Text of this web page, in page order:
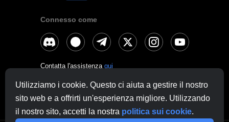
Utilizziamo i cookie. Questo ci aiuta a gestire il nostro
sito web e a offrirti un'esperienza migliore. Utilizzando
il nostro sito, accetti la nostra politica sui cookie.
Connesso come
Contatta l'assistenza qui
Altre richieste:contactus@cryptobrowser.site